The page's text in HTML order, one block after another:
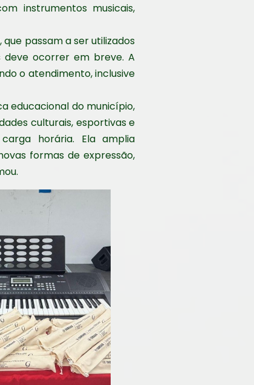
instrumentos musicais,
passam a ser utilizados
deve ocorrer em breve. A
o atendimento, inclusive
educacional do município,
culturais, esportivas e
horária. Ela amplia
formas de expressão,